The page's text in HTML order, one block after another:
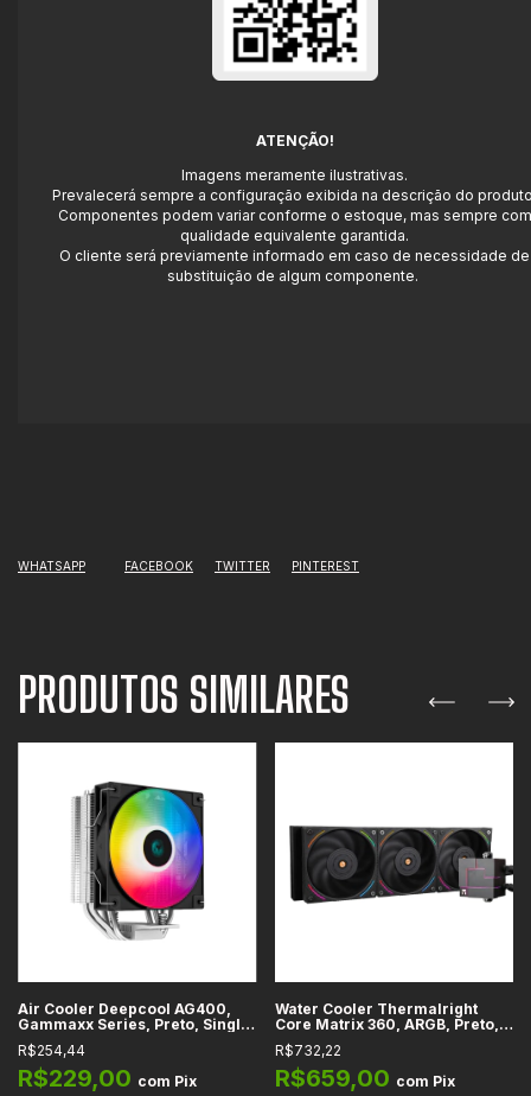
ATENÇÃO!
Imagens meramente ilustrativas.
Prevalecerá sempre a configuração exibida na descrição do
Componentes podem variar conforme o estoque, mas sempre com
qualidade equivalente garantida.
O cliente será previamente informado em caso de necessidade de
substituição de algum componente.
WHATSAPP FACEBOOK TWITTER PINTEREST
PRODUTOS SIMILARES
Air Cooler Deepcool AG400,
Gammaxx Series, Preto, Single
Tower, ARGB, Intel LGA1700,
LGA1200, LGA115X e AMD AM5,
AM4 - R-AG400-BKLNMC-G-1
R$254,44
R$229,00 com Pix
Water Cooler Thermalright
Core Matrix 360, ARGB, Preto,
360mm, Intel LGA115X,
LGA1200, LGA1700, LGA2011,
LGA2066, AMD AM4, AM5 - TL-
K12
R$732,22
R$659,00 com Pix